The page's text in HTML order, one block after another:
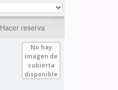
Hacer reserva
No hay
imagen de
cubierta
disponible